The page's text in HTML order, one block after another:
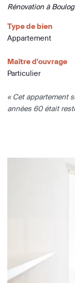
Rénovation à
Type de bien
Appartement
Maître d'ouvrage
Particulier
« Cet appartement
années 60 était